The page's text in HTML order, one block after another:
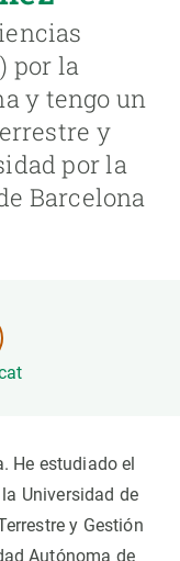
por la
y tengo un
y
por la
Barcelona
He estudiado el
Universidad de
y Gestión
Autónoma de